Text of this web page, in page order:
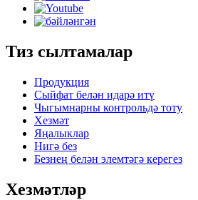
Тиз сылтамалар
Продукция
Сыйфат белән идарә итү
Чыгымнарны контрольдә тоту
Хезмәт
Яңалыклар
Нигә без
Безнең белән элемтәгә керегез
Хезмәтләр